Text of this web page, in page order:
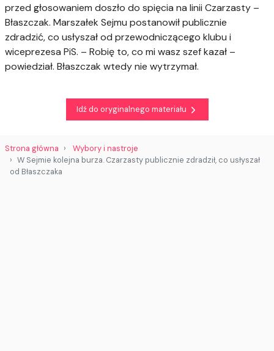
przed głosowaniem doszło do spięcia na linii Czarzasty –
Błaszczak. Marszałek Sejmu postanowił publicznie
zdradzić, co usłyszał od przewodniczącego klubu i
wiceprezesa PiS. – Robię to, co mi wasz szef kazał –
powiedział. Błaszczak wtedy nie wytrzymał.
Idź do oryginalnego materiału
Strona główna
Wybory i nastroje
W Sejmie kolejna burza. Czarzasty publicznie zdradził, co usłyszał
od Błaszczaka